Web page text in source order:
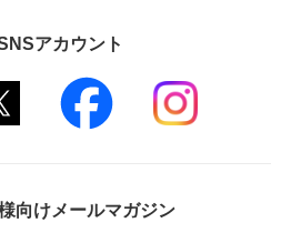
アカウント
向けメールマガジン